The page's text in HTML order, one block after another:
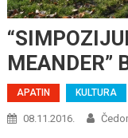
MEANDER”
APATIN KULTURA
08.11.2016.